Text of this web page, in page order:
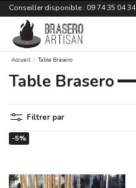
Conseiller disponible : 09 74 35 04 34
Accueil Table Brasero
Table Brasero
Filtrer par
-5%